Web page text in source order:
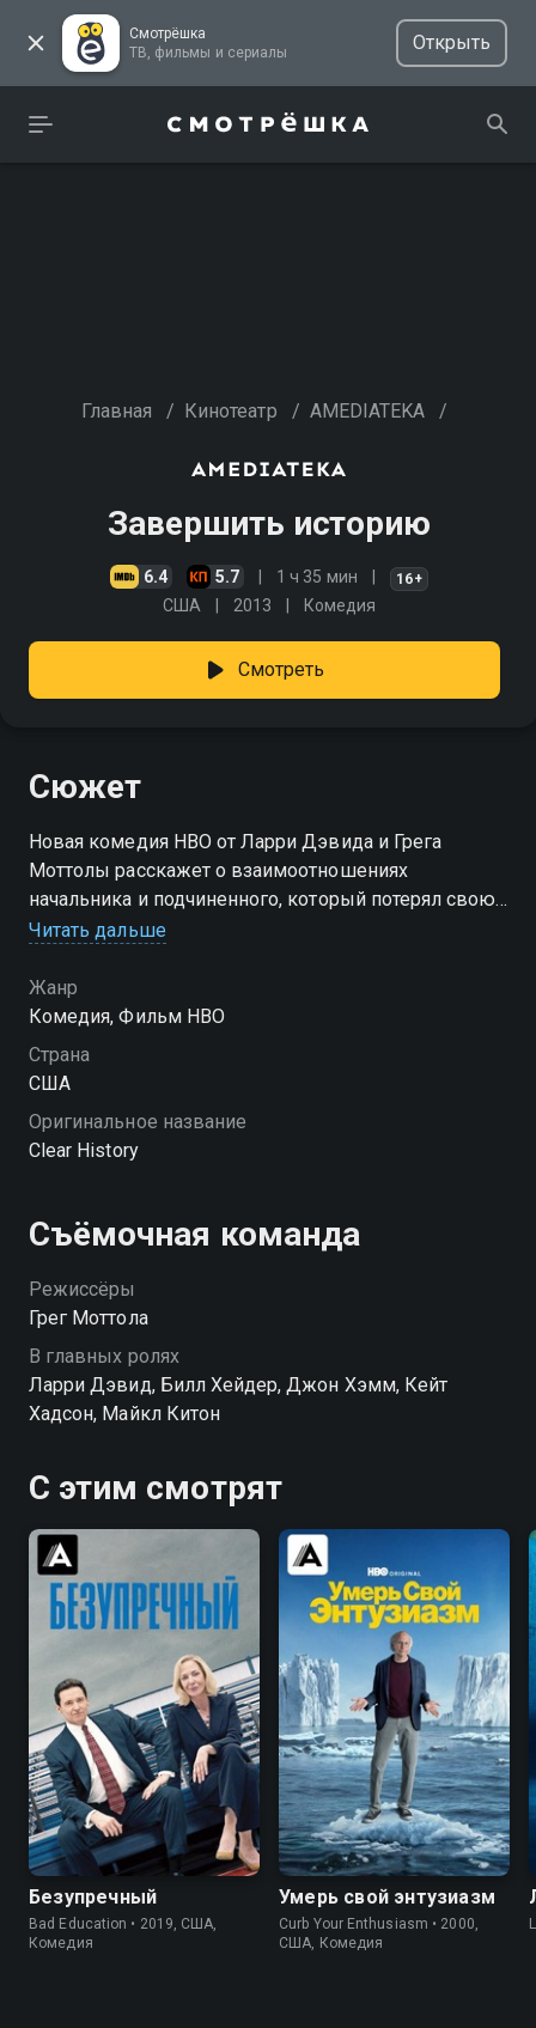
Смотрёшка
ТВ, фильмы и сериалы
Открыть
Главная / Кинотеатр / AMEDIATEKA /
Завершить историю
6.4 5.7 1 ч 35 мин 16+
США 2013 Комедия
Смотреть
Сюжет
Новая комедия HBO от Ларри Дэвида и Грега
Моттолы расскажет о взаимоотношениях
начальника и подчиненного, который потерял свою
работу
Читать дальше
Жанр
Комедия, Фильм HBO
Страна
США
Оригинальное название
Clear History
Съёмочная команда
Режиссёры
Грег Моттола
В главных ролях
Ларри Дэвид, Билл Хейдер, Джон Хэмм, Кейт
Хадсон, Майкл Китон
С этим смотрят
6.7 7.1
Безупречный
Bad Education • 2019, США,
Комедия
7.6 8.8
Умерь свой энтузиазм
Curb Your Enthusiasm • 2000,
США, Комедия